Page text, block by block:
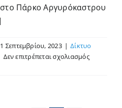
στο Πάρκο Αργυρόκαστρου
1 Σεπτεμβρίου, 2023 | Δίκτυο
Δεν επιτρέπεται σχολιασμόςστο